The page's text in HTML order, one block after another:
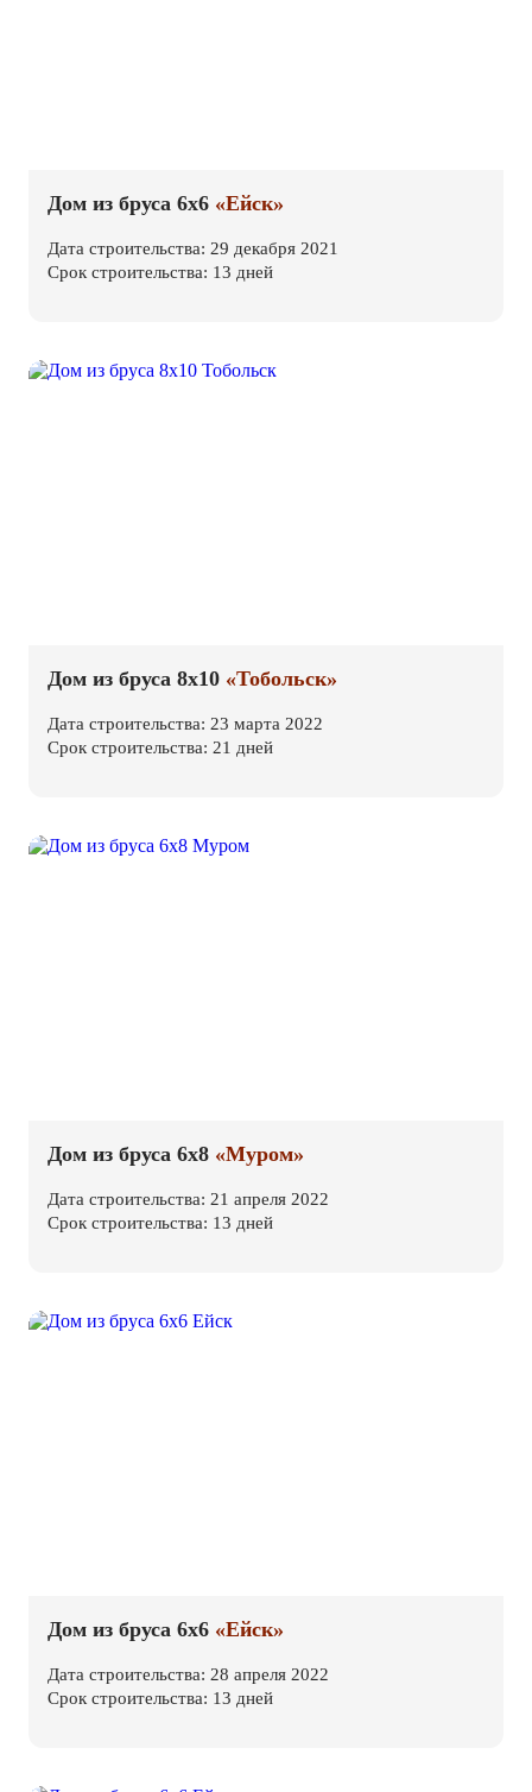
Дом из бруса 6х6 «Ейск»
Дата строительства: 29 декабря 2021
Срок строительства: 13 дней
Дом из бруса 8х10 «Тобольск»
Дата строительства: 23 марта 2022
Срок строительства: 21 дней
Дом из бруса 6х8 «Муром»
Дата строительства: 21 апреля 2022
Срок строительства: 13 дней
Дом из бруса 6х6 «Ейск»
Дата строительства: 28 апреля 2022
Срок строительства: 13 дней